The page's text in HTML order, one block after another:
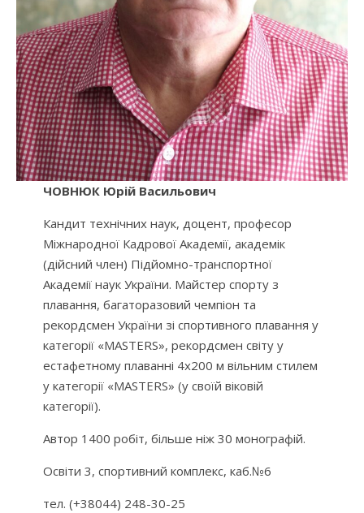
ЧОВНЮК Юрій Васильович
Кандит технічних наук, доцент, професор
Міжнародної Кадрової Академії, академік
(дійсний член) Підйомно-транспортної
Академії наук України. Майстер спорту з
плавання, багаторазовий чемпіон та
рекордсмен України зі спортивного плавання у
категорії «MASTERS», рекордсмен світу у
естафетному плаванні 4х200 м вільним стилем
у категорії «MASTERS» (у своїй віковій
категорії).
Автор 1400 робіт, більше ніж 30 монографій.
Освіти 3, спортивний комплекс, каб.№6
тел. (+38044) 248-30-25